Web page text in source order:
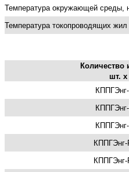
Температура окружающей среды,
Температура токопроводящих
Количество
шт.